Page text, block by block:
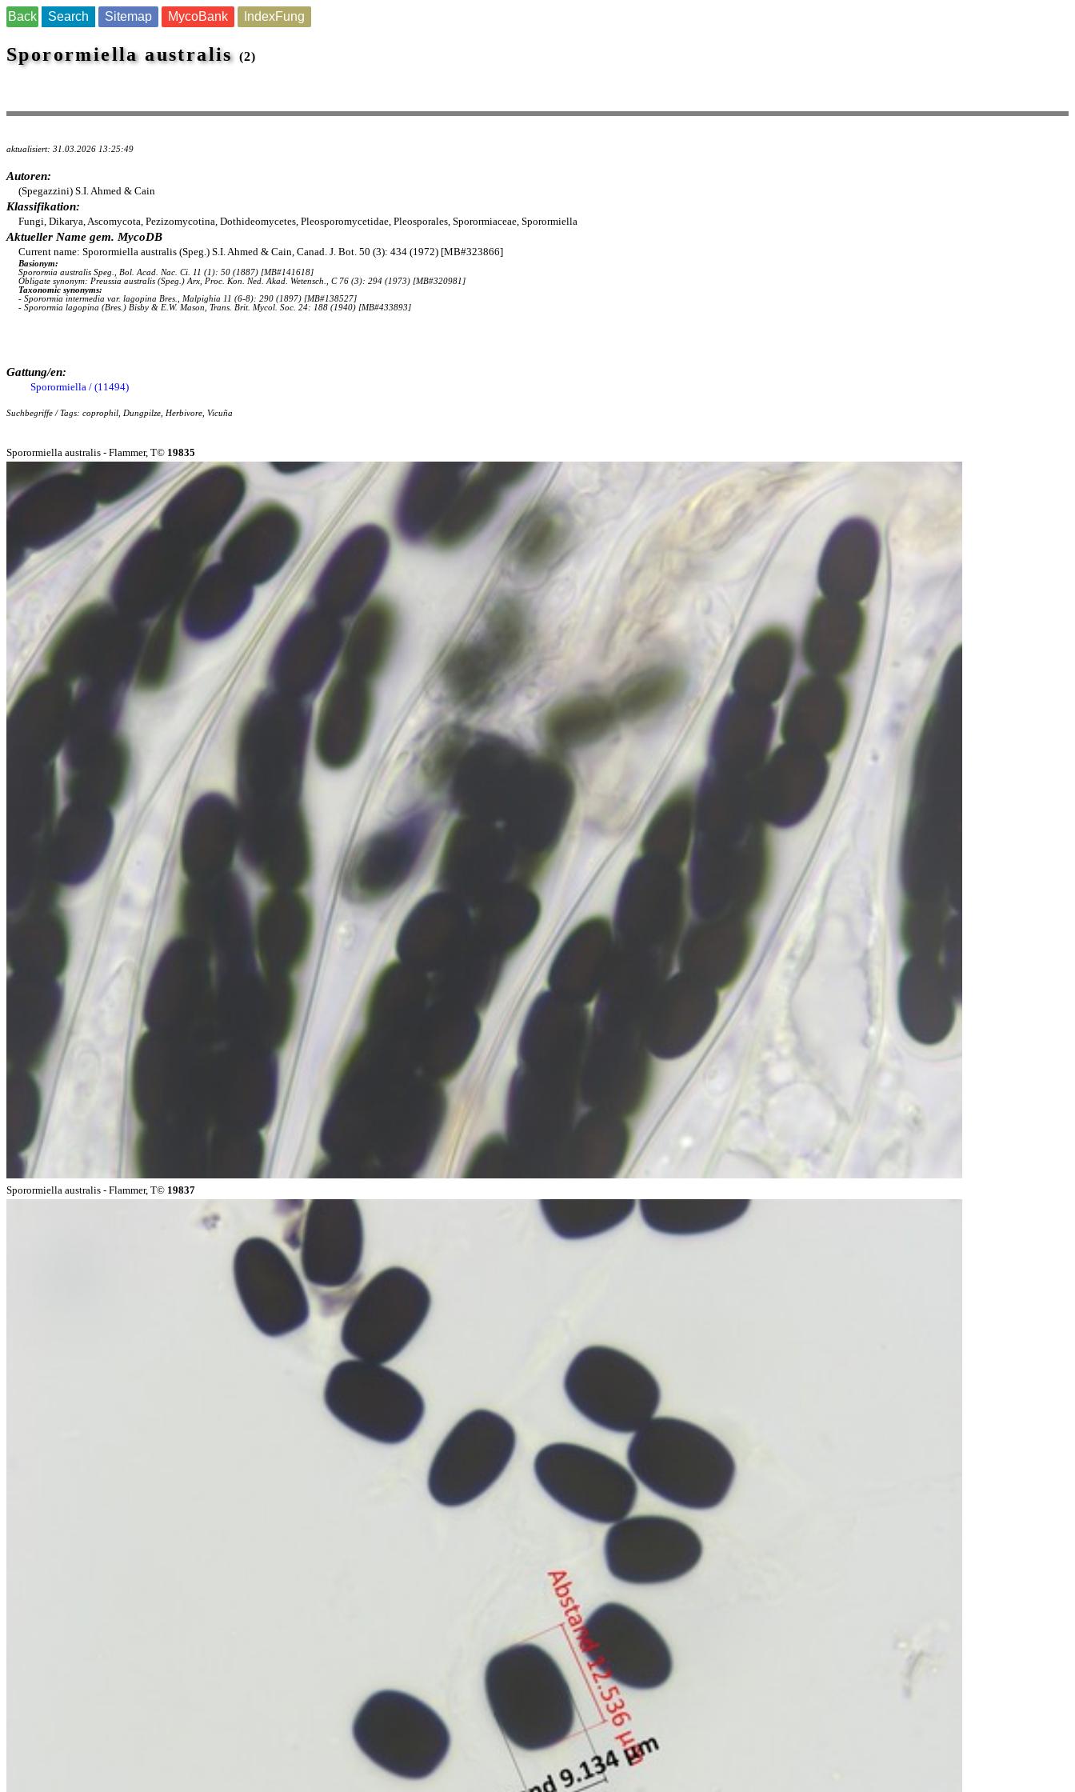
Back Search Sitemap MycoBank IndexFung
Sporormiella australis(2)
aktualisiert: 31.03.2026 13:25:49
Autoren:
(Spegazzini) S.I. Ahmed & Cain
Klassifikation:
Fungi, Dikarya, Ascomycota, Pezizomycotina, Dothideomycetes, Pleosporomycetidae, Pleosporales, Sporormiaceae, Sporormiella
Aktueller Name gem. MycoDB
Current name: Sporormiella australis (Speg.) S.I. Ahmed & Cain, Canad. J. Bot. 50 (3): 434 (1972) [MB#323866]
Basionym:
Sporormia australis Speg., Bol. Acad. Nac. Ci. 11 (1): 50 (1887) [MB#141618]
Obligate synonym: Preussia australis (Speg.) Arx, Proc. Kon. Ned. Akad. Wetensch., C 76 (3): 294 (1973) [MB#320981]
Taxonomic synonyms:
- Sporormia intermedia var. lagopina Bres., Malpighia 11 (6-8): 290 (1897) [MB#138527]
- Sporormia lagopina (Bres.) Bisby & E.W. Mason, Trans. Brit. Mycol. Soc. 24: 188 (1940) [MB#433893]
Gattung/en:
Sporormiella / (11494)
Suchbegriffe / Tags: coprophil, Dungpilze, Herbivore, Vicuña
Sporormiella australis - Flammer, T© 19835
Sporormiella australis - Flammer, T© 19837